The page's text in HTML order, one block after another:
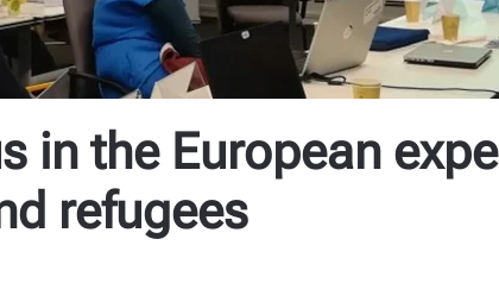
in the European
refugees